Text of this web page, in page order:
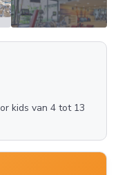
kids van 4 tot 13